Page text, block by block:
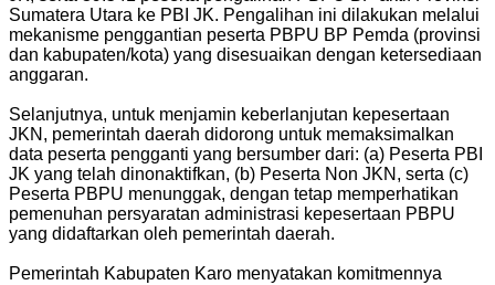
Sumatera Utara ke PBI JK. Pengalihan ini dilakukan melalui
mekanisme penggantian peserta PBPU BP Pemda (provinsi
dan kabupaten/kota) yang disesuaikan dengan ketersediaan
anggaran.
Selanjutnya, untuk menjamin keberlanjutan kepesertaan
JKN, pemerintah daerah didorong untuk memaksimalkan
data peserta pengganti yang bersumber dari: (a) Peserta PBI
JK yang telah dinonaktifkan, (b) Peserta Non JKN, serta (c)
Peserta PBPU menunggak, dengan tetap memperhatikan
pemenuhan persyaratan administrasi kepesertaan PBPU
yang didaftarkan oleh pemerintah daerah.
Pemerintah Kabupaten Karo menyatakan komitmennya